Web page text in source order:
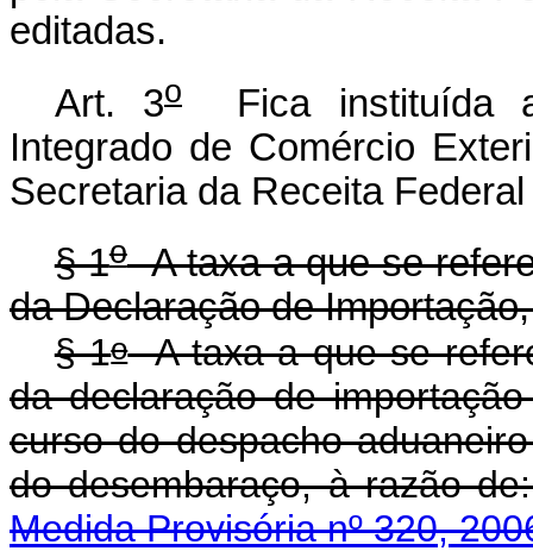
editadas.
Art. 3o
Fica instituída
Integrado de Comércio
Secretaria da Receita
§ 1oA taxa a que se
da Declaração de
§ 1oA taxa a que se
da declaração de
curso do despacho
do desembaraço,
Medida Provisória nº 320,